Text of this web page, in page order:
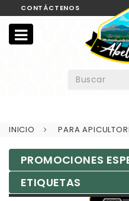
CONTÁCTENOS
INICIO PARA
PROMOCIONES
ETIQUETAS